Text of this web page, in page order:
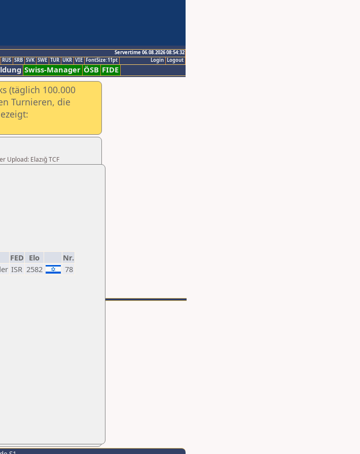
Servertime 06.08.2026 08:54:32
Logout
Login
RUS SRB SVK SWE TUR UKR VIE FontSize:11pt
Swiss-Manager ÖSB FIDE
(täglich 100.000
Turnieren, die
Upload: Elazığ TCF
FED Elo
Nr.
ISR 2582 78